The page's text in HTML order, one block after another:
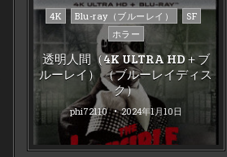
Posted
in
4K Blu-ray（ブルーレイ）
SF
ホラー
透明人間（4K ULTRA HD＋ブ
ルーレイ） （ブルーレイディス
ク）
phi72110 2024年1月10日